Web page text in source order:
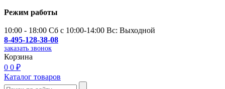
Режим работы
10:00 - 18:00 Сб с 10:00-14:00 Вс: Выходной
8-495-128-38-08
заказать звонок
Корзина
0 0 ₽
Каталог товаров